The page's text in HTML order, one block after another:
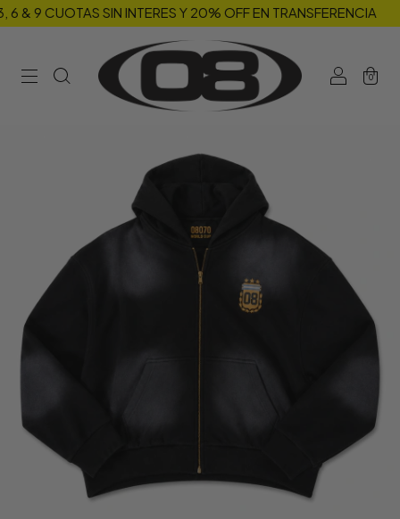
SIN INTERES Y 20% OFF EN TRANSFERENCIA ENVIOS
0